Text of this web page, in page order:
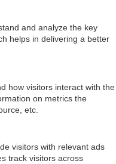
and analyze the key
helps in delivering a better
how visitors interact with the
on metrics the
etc.
visitors with relevant ads
track visitors across